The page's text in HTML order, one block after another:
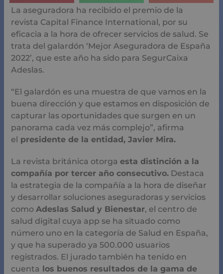
La aseguradora ha recibido el premio de la
revista Capital Finance International, por su
eficacia a la hora de ofrecer servicios de salud. Se
trata del galardón ‘Mejor Aseguradora de España
2022’, que este año ha sido para SegurCaixa
Adeslas.
“El galardón es una muestra de que vamos en la
buena dirección y que estamos en disposición de
capturar las oportunidades que surgen en un
panorama cada vez más complejo”, afirma
el presidente de la entidad, Javier Mira.
La revista británica otorga esta distinción a la
compañía por tercer año consecutivo. Destaca
la estrategia de la compañía a la hora de diseñar
y desarrollar soluciones aseguradoras y servicios
como Adeslas Salud y Bienestar, el centro de
salud digital cuya app se ha situado como
número uno en la categoría de Salud en España,
y que ha superado ya 500.000 usuarios
registrados. El jurado también ha tenido en
cuenta los buenos resultados de la gama de